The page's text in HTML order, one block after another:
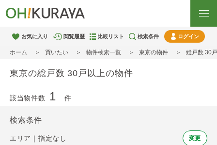
お気に入り 閲覧履歴 比較リスト 検索条件 ログイン
ホーム 買いたい 物件検索一覧 東京の物件 総戸数 30
東京の総戸数 30戸以上の物件
該当物件数 1 件
検索条件
エリア｜指定なし 変更